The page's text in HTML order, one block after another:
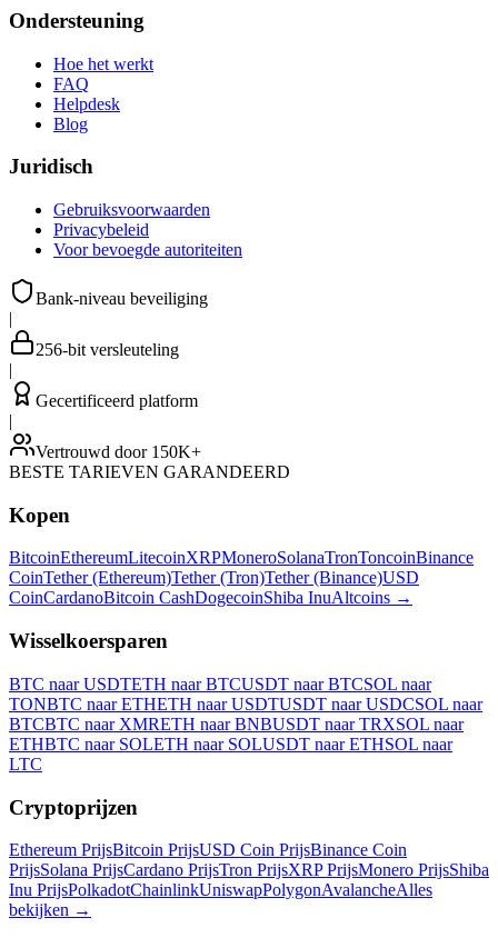
Ondersteuning
Hoe het werkt
FAQ
Helpdesk
Blog
Juridisch
Gebruiksvoorwaarden
Privacybeleid
Voor bevoegde autoriteiten
Bank-niveau beveiliging
|
256-bit versleuteling
|
Gecertificeerd platform
|
Vertrouwd door 150K+
BESTE TARIEVEN GARANDEERD
Kopen
BitcoinEthereumLitecoinXRPMoneroSolanaTronToncoinBinance
CoinTether (Ethereum)Tether (Tron)Tether (Binance)USD
CoinCardanoBitcoin CashDogecoinShiba InuAltcoins →
Wisselkoersparen
BTC naar USDTETH naar BTCUSDT naar BTCSOL naar
TONBTC naar ETHETH naar USDTUSDT naar USDCSOL naar
BTCBTC naar XMRETH naar BNBUSDT naar TRXSOL naar
ETHBTC naar SOLETH naar SOLUSDT naar ETHSOL naar
LTC
Cryptoprijzen
Ethereum PrijsBitcoin PrijsUSD Coin PrijsBinance Coin
PrijsSolana PrijsCardano PrijsTron PrijsXRP PrijsMonero PrijsShiba
Inu PrijsPolkadotChainlinkUniswapPolygonAvalancheAlles
bekijken →